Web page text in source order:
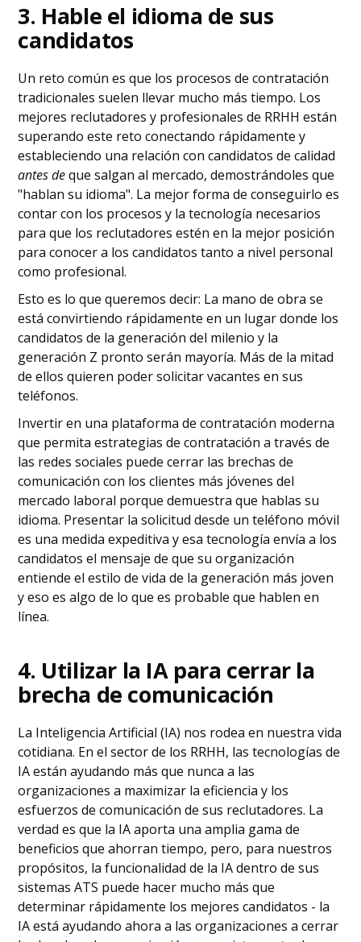
3. Hable el idioma de sus
candidatos
Un reto común es que los procesos de contratación
tradicionales suelen llevar mucho más tiempo. Los
mejores reclutadores y profesionales de RRHH están
superando este reto conectando rápidamente y
estableciendo una relación con candidatos de calidad
antes deque salgan al mercado, demostrándoles que
"hablan su idioma". La mejor forma de conseguirlo es
contar con los procesos y la tecnología necesarios
para que los reclutadores estén en la mejor posición
para conocer a los candidatos tanto a nivel personal
como profesional.
Esto es lo que queremos decir: La mano de obra se
está convirtiendo rápidamente en un lugar donde los
candidatos de la generación del milenio y la
generación Z pronto serán mayoría. Más de la mitad
de ellos quieren poder solicitar vacantes en sus
teléfonos.
Invertir en una plataforma de contratación moderna
que permita estrategias de contratación a través de
las redes sociales puede cerrar las brechas de
comunicación con los clientes más jóvenes del
mercado laboral porque demuestra que hablas su
idioma. Presentar la solicitud desde un teléfono móvil
es una medida expeditiva y esa tecnología envía a los
candidatos el mensaje de que su organización
entiende el estilo de vida de la generación más joven
y eso es algo de lo que es probable que hablen en
línea.
4. Utilizar la IA para cerrar la
brecha de comunicación
La Inteligencia Artificial (IA) nos rodea en nuestra vida
cotidiana. En el sector de los RRHH, las tecnologías de
IA están ayudando más que nunca a las
organizaciones a maximizar la eficiencia y los
esfuerzos de comunicación de sus reclutadores. La
verdad es que la IA aporta una amplia gama de
beneficios que ahorran tiempo, pero, para nuestros
propósitos, la funcionalidad de la IA dentro de sus
sistemas ATS puede hacer mucho más que
determinar rápidamente los mejores candidatos - la
IA está ayudando ahora a las organizaciones a cerrar